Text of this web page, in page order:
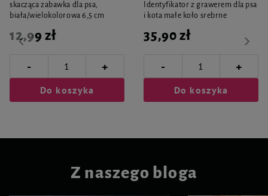
skacząca zabawka dla psa,
biała/wielokolorowa 6,5 cm
12,99 zł
- +
Do koszyka
Identyfikator z grawerem dla psa
i kota małe koło srebrne
35,90 zł
- +
Do koszyka
Z naszego bloga